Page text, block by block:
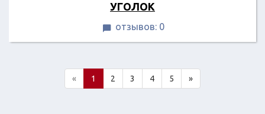
УГОЛОК
 отзывов: 0
« 1 2 3 4 5 »